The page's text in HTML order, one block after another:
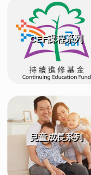
CEF課程系列
兒童成長系列